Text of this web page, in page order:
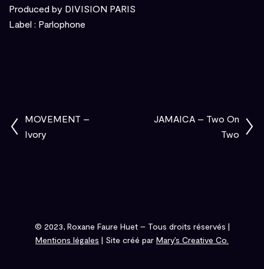
Produced by DIVISION PARIS
Label : Parlophone
MOVEMENT –
Ivory
JAMAICA – Two On
Two
© 2023, Roxane Faure Huet – Tous droits réservés |
Mentions légales | Site créé par Mary’s Creative Co.